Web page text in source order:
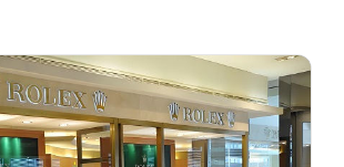
福州市鼓楼区五四路128-1号恒力城写字楼15层03室（需提前预约）
成都市锦江区人民东路6号SAC东原中心写字楼24层2406B室（需提前预约）
重庆市江北区观音桥步行街2号融恒时代广场写字楼9层902室（需提前预约）
长沙市芙蓉区定王台街道建湘路393号世茂环球金融中心写字楼（芙蓉广场）10层13室（需提前预约）